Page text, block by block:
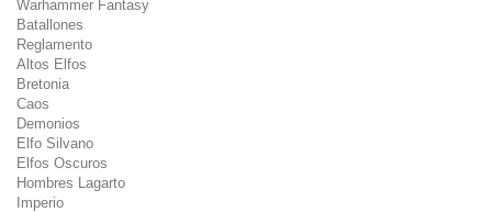
Warhammer Fantasy
Batallones
Reglamento
Altos Elfos
Bretonia
Caos
Demonios
Elfo Silvano
Elfos Oscuros
Hombres Lagarto
Imperio